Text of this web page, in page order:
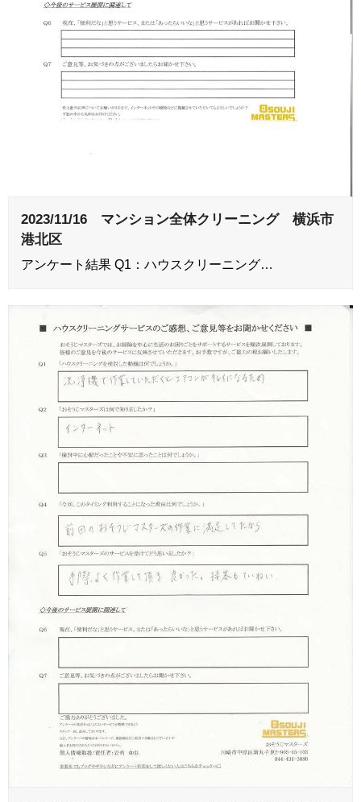
2023/11/16 マンション全体クリーニング 横浜市
港北区
アンケート結果 Q1：ハウスクリーニング…